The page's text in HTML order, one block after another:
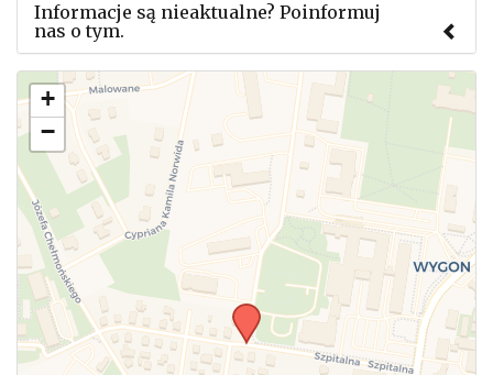
Informacje są nieaktualne? Poinformuj
nas o tym.
Użyj tego formularza aby przesłać informację o
zmianach w powyższym mityngu.
+
−